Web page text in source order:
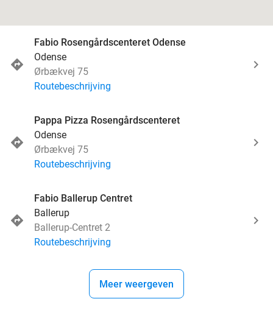
Fabio Rosengårdscenteret Odense
Odense
Ørbækvej 75
Routebeschrijving
Pappa Pizza Rosengårdscenteret
Odense
Ørbækvej 75
Routebeschrijving
Fabio Ballerup Centret
Ballerup
Ballerup-Centret 2
Routebeschrijving
Meer weergeven